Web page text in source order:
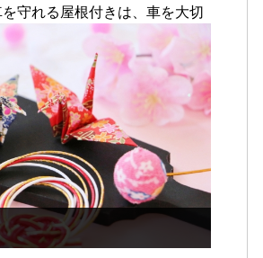
守れる屋根付きは、車を大切
人気です！